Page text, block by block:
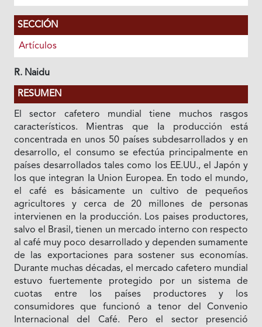
SECCIÓN
Artículos
R. Naidu
RESUMEN
El sector cafetero mundial tiene muchos rasgos
característicos. Mientras que Ia producción está
concentrada en unos 50 países subdesarrollados y en
desarrollo, el consumo se efectúa principalmente en
países desarrollados tales como los EE.UU., el Japón y
los que integran Ia Union Europea. En todo el mundo,
el café es básicamente un cultivo de pequeños
agricultores y cerca de 20 millones de personas
intervienen en la producción. Los paises productores,
salvo el Brasil, tienen un mercado interno con respecto
al café muy poco desarrollado y dependen sumamente
de las exportaciones para sostener sus economías.
Durante muchas décadas, el mercado cafetero mundial
estuvo fuertemente protegido por un sistema de
cuotas entre los países productores y los
consumidores que funcionó a tenor del Convenio
Internacional del Café. Pero el sector presenció